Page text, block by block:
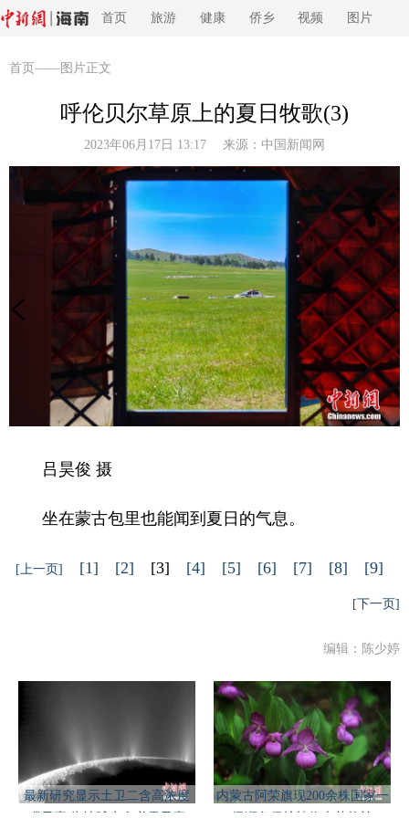
首页 旅游 健康 侨乡 视频 图片
首页 ——图片正文
呼伦贝尔草原上的夏日牧歌(3)
2023年06月17日 13:17 来源： 中国新闻网
吕昊俊 摄
坐在蒙古包里也能闻到夏日的气息。
[上一页] [1] [2] [3] [4] [5] [6] [7] [8] [9]
[下一页]
编辑：陈少婷
最新研究显示土卫二含高浓度
内蒙古阿荣旗现200余株国家一